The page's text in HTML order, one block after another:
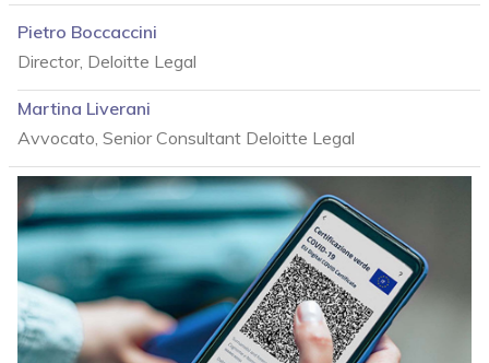
Pietro Boccaccini
Director, Deloitte Legal
Martina Liverani
Avvocato, Senior Consultant Deloitte Legal